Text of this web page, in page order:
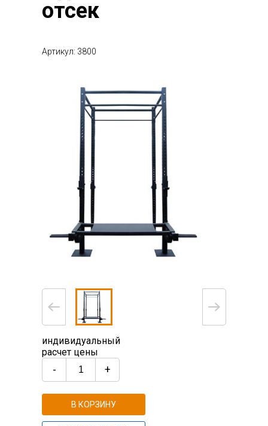
отсек
Артикул: 3800
индивидуальный
расчет цены
- +
В КОРЗИНУ